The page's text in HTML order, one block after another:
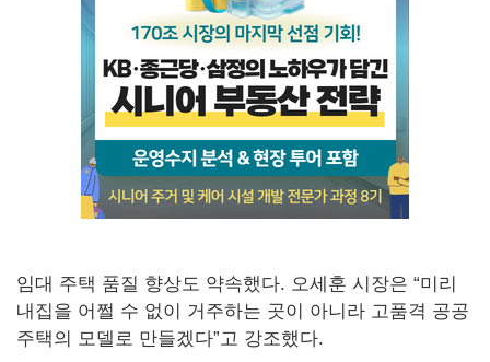
임대 주택 품질 향상도 약속했다. 오세훈 시장은 “미리
내집을 어쩔 수 없이 거주하는 곳이 아니라 고품격 공공
주택의 모델로 만들겠다”고 강조했다.